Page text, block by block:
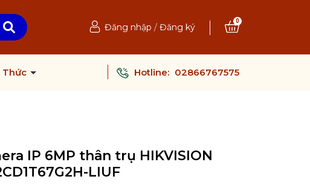
Đăng nhập / Đăng ký
0
Thức Hotline: 02866767575
IP 6MP thân trụ HIKVISION
LIUF